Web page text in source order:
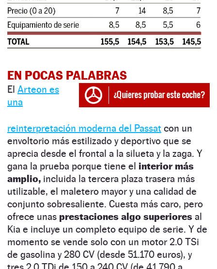
EN POCAS PALABRAS
El Arteon es
una
reinterpretación moderna del Passat con un
envoltorio más estilizado y deportivo que se
aprecia desde el frontal a la silueta y la zaga. Y
gana la prueba porque tiene el interior más
amplio, incluida la tercera plaza trasera más
utilizable, el maletero mayor y una calidad de
conjunto sobresaliente. Cuesta más caro, pero
ofrece unas prestaciones algo superiores al
Kia e incluye un completo equipo de serie. Y de
momento se vende solo con un motor 2.0 TSi
de gasolina y 280 CV (desde 51.170 euros), y